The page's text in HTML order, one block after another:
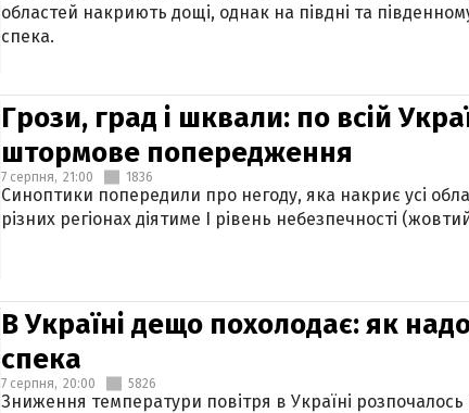
областей накриють дощі, однак на півдні та
спека.
Грози, град і шквали: по всій
штормове попередження
7 серпня, 21:00 1836
Синоптики попередили про негоду, яка накриє усі
різних регіонах діятиме І рівень небезпечності
В Україні дещо похолодає: як
спека
7 серпня, 20:00 5826
Зниження температури повітря в Україні розпочалось